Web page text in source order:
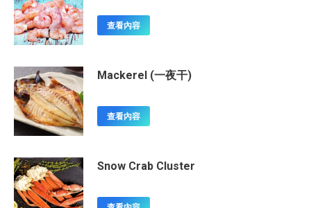
查看內容
Mackerel (一夜干)
查看內容
Snow Crab Cluster